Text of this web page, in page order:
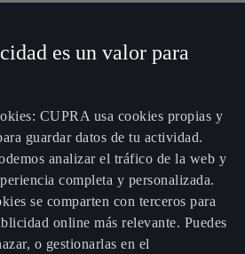
es un valor para
CUPRA usa cookies propias y
guardar datos de tu actividad.
analizar el tráfico de la web y
completa y personalizada.
se comparten con terceros para
online más relevante. Puedes
o gestionarlas en el